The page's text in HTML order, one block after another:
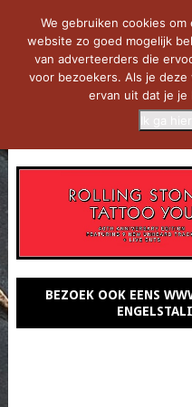
BEZOEK OOK EENS
We gebruiken cookies
website zo goed mogelijk
van adverteerders die
voor bezoekers. Als je
ervan uit dat je je
Ik ga